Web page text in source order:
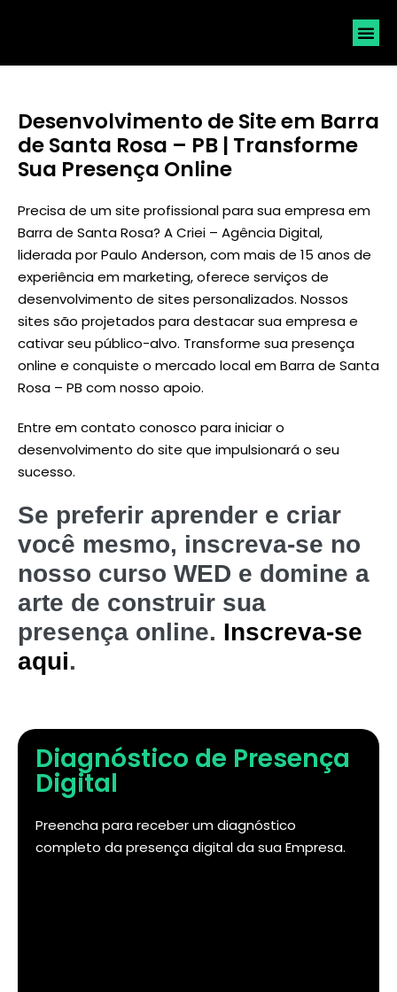
Desenvolvimento de Site em Barra
de Santa Rosa – PB | Transforme
Sua Presença Online
Precisa de um site profissional para sua empresa em
Barra de Santa Rosa? A Criei – Agência Digital,
liderada porPaulo Anderson, com mais de 15 anos de
experiência em marketing, oferece serviços de
desenvolvimento de sites personalizados. Nossos
sites são projetados para destacar sua empresa e
cativar seu público-alvo. Transforme sua presença
online e conquiste o mercado local em Barra de Santa
Rosa – PB com nosso apoio.
Entre em contato conosco para iniciar o
desenvolvimento do site que impulsionará o seu
sucesso.
Se preferir aprender e criar
você mesmo, inscreva-se no
nosso curso WED e domine a
arte de construir sua
presença online. Inscreva-se
aqui.
Diagnóstico de Presença
Digital
Preencha para receber um diagnóstico
completo da presença digital da sua Empresa.